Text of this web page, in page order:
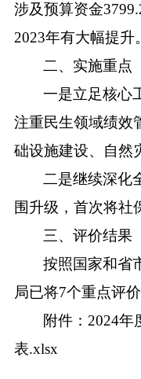
涉及预算资金
2023年有大幅提升。
二、实施重点
一是立足核心
注重民生领域绩效
础设施建设、自然
二是继续深化
围升级，首次将社
三、评价结果
按照国家和省
局已将7个重点评
附件： 2024年
表.xlsx